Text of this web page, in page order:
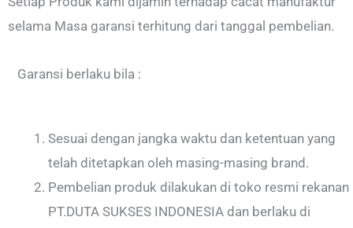
selama Masa garansi terhitung dari tanggal pembelian.
Garansi berlaku bila :
Sesuai dengan jangka waktu dan ketentuan yang
telah ditetapkan oleh masing-masing brand.
Pembelian produk dilakukan di toko resmi rekanan
PT.DUTA SUKSES INDONESIA dan berlaku di